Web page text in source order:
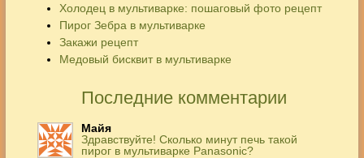
Холодец в мультиварке: пошаговый фото рецепт
Пирог Зебра в мультиварке
Закажи рецепт
Медовый бисквит в мультиварке
Последние комментарии
Майя
Здравствуйте! Сколько минут печь такой
пирог в мультиварке Panasonic?